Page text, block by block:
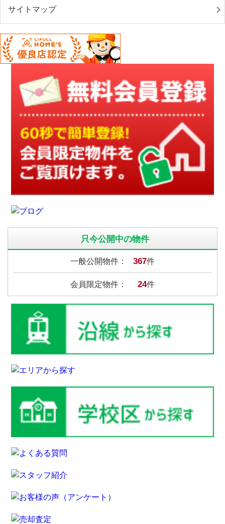
サイトマップ
只今公開中の物件
一般公開物件： 367件
会員限定物件： 24件